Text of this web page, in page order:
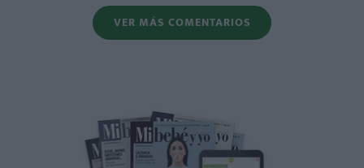
VER MÁS COMENTARIOS